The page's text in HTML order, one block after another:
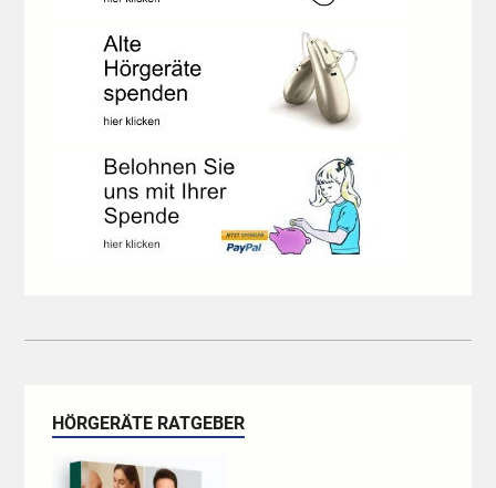
HÖRGERÄTE RATGEBER